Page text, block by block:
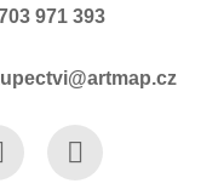
971 393